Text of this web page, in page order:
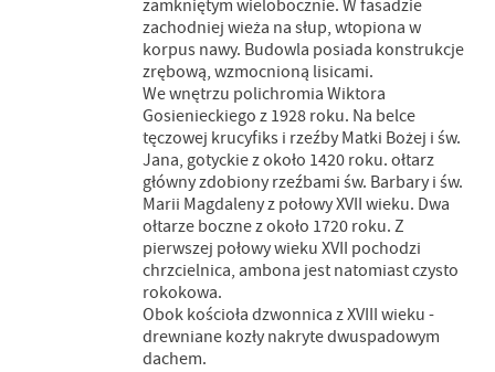
zamkniętym wielobocznie. W fasadzie
zachodniej wieża na słup, wtopiona w
korpus nawy. Budowla posiada konstrukcje
zrębową, wzmocnioną lisicami.
We wnętrzu polichromia Wiktora
Gosienieckiego z 1928 roku. Na belce
tęczowej krucyfiks i rzeźby Matki Bożej i św.
Jana, gotyckie z około 1420 roku. ołtarz
główny zdobiony rzeźbami św. Barbary i św.
Marii Magdaleny z połowy XVII wieku. Dwa
ołtarze boczne z około 1720 roku. Z
pierwszej połowy wieku XVII pochodzi
chrzcielnica, ambona jest natomiast czysto
rokokowa.
Obok kościoła dzwonnica z XVIII wieku -
drewniane kozły nakryte dwuspadowym
dachem.